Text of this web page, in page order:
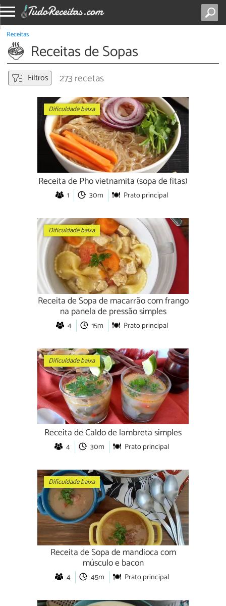
Receitas
Receitas de Sopas
Filtros 273 recetas
Dificuldade baixa
Receita de Pho vietnamita (sopa de fitas)
1 30m Prato principal
Dificuldade baixa
Receita de Sopa de macarrão com frango
na panela de pressão simples
4 15m Prato principal
Dificuldade baixa
Receita de Caldo de lambreta simples
4 30m Prato principal
Dificuldade baixa
Receita de Sopa de mandioca com
músculo e bacon
4 45m Prato principal